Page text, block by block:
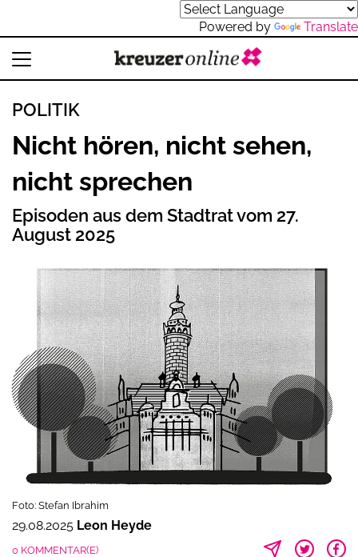
Powered by Translate
POLITIK
Nicht hören, nicht sehen,
nicht sprechen
Episoden aus dem Stadtrat vom 27.
August 2025
Foto: Stefan Ibrahim
29.08.2025 Leon Heyde
0 KOMMENTAR(E)